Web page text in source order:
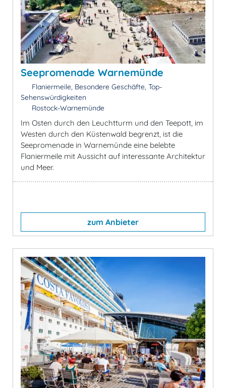
Seepromenade Warnemünde
Flaniermeile, Besondere Geschäfte, Top-
Sehenswürdigkeiten
Rostock-Warnemünde
Im Osten durch den Leuchtturm und den Teepott, im
Westen durch den Küstenwald begrenzt, ist die
Seepromenade in Warnemünde eine belebte
Flaniermeile mit Aussicht auf interessante Architektur
und Meer.
zum Anbieter